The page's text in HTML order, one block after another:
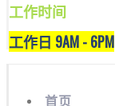
工作时间
工作日 9AM - 6PM
首页